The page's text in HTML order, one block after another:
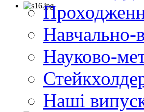
Навчально-
Науково-
Наші